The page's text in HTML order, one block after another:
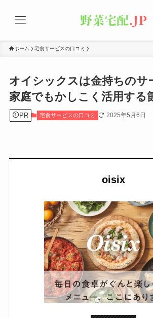
ホーム 宅食サービスの口コミ
オイシックスは金持ちのサ
家庭でもかしこく活用する
PR 宅食サービスの口コミ 2025年5月6日
oisix